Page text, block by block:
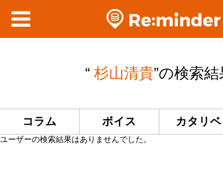
“ 杉山清貴”の検索結
コラム ボイス カタリベ
ユーザーの検索結果はありませんでした。